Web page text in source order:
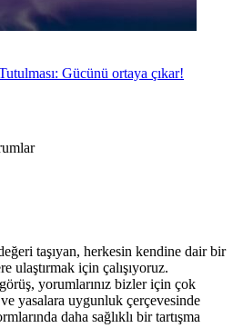
Gücünü ortaya çıkar!
taşıyan, herkesin kendine dair bir
ulaştırmak için çalışıyoruz.
yorumlarınız bizler için çok
ve yasalara uygunluk çerçevesinde
daha sağlıklı bir tartışma